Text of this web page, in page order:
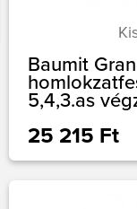
Baumit
5,4,3.as
25 215 Ft